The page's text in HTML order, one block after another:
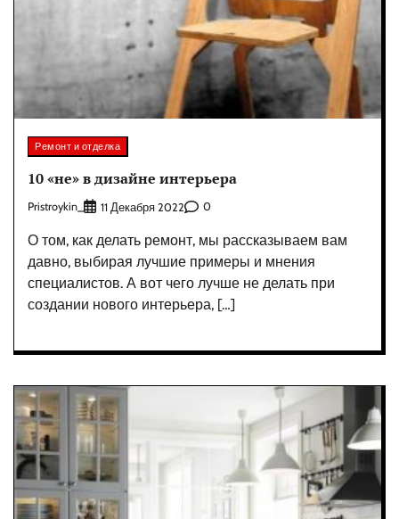
Ремонт и отделка
10 «не» в дизайне интерьера
Pristroykin_ 11 Декабря 2022 0
О том, как делать ремонт, мы рассказываем вам
давно, выбирая лучшие примеры и мнения
специалистов. А вот чего лучше не делать при
создании нового интерьера, […]